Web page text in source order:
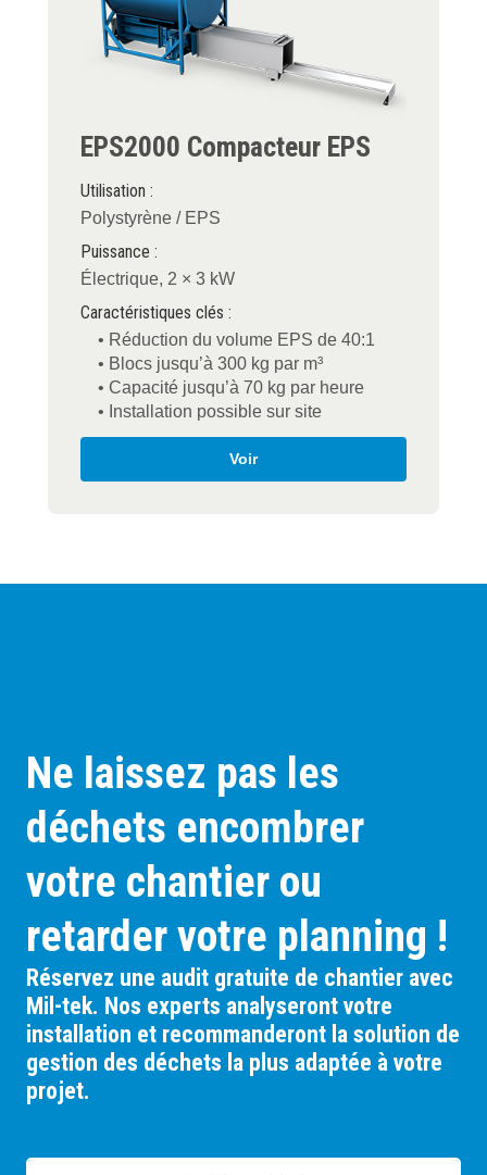
EPS2000 Compacteur EPS
Utilisation :
Polystyrène / EPS
Puissance :
Électrique, 2 × 3 kW
Caractéristiques clés :
• Réduction du volume EPS de 40:1
• Blocs jusqu’à 300 kg par m³
• Capacité jusqu’à 70 kg par heure
• Installation possible sur site
Voir
Ne laissez pas les
déchets encombrer
votre chantier ou
retarder votre planning !
Réservez une audit gratuite de chantier avec
Mil-tek. Nos experts analyseront votre
installation et recommanderont la solution de
gestion des déchets la plus adaptée à votre
projet.